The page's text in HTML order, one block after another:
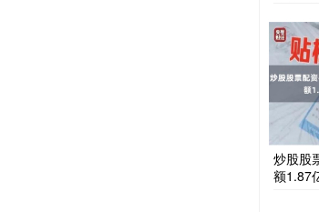
炒股股
额1.87